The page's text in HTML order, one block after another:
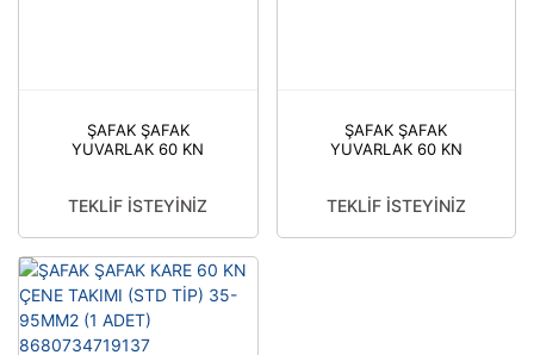
ŞAFAK ŞAFAK
YUVARLAK 60 KN
8680734719144
TEKLİF İSTEYİNİZ
ŞAFAK ŞAFAK
YUVARLAK 60 KN
8680734719199
TEKLİF İSTEYİNİZ